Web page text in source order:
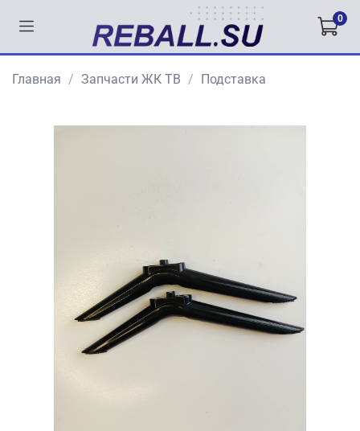
0
Главная Запчасти ЖК ТВ Подставка